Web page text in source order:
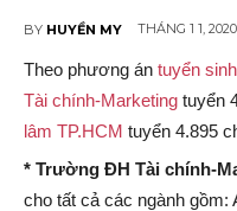
BY HUYỀN MY THÁNG 1 1, 2020
Theo phương án tuyển
Tài chính-Marketing tuyển
lâm TP.HCM tuyển 4.895
* Trường ĐH Tài chính-
cho tất cả các ngành gồm: